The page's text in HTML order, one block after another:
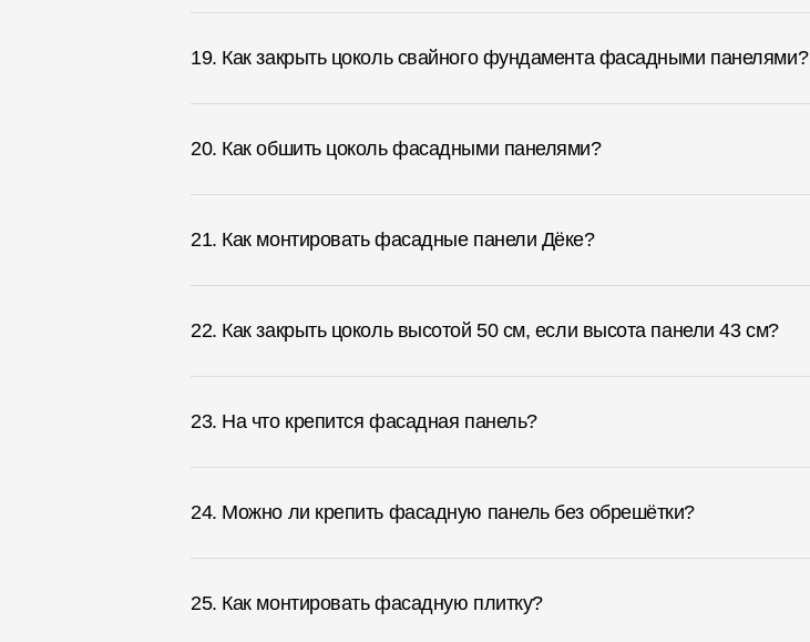
19. Как закрыть цоколь свайного фундамента фасадными панелями?
20. Как обшить цоколь фасадными панелями?
21. Как монтировать фасадные панели Дёке?
22. Как закрыть цоколь высотой 50 см, если высота панели 43 см?
23. На что крепится фасадная панель?
24. Можно ли крепить фасадную панель без обрешётки?
25. Как монтировать фасадную плитку?